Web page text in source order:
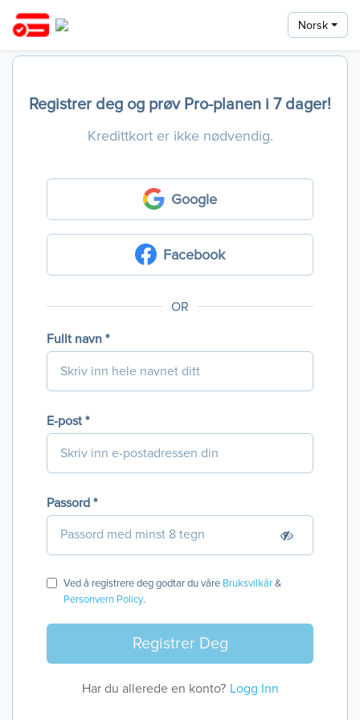
Norsk
Registrer deg og prøv Pro-planen i 7 dager!
Kredittkort er ikke nødvendig.
Google
Facebook
OR
Fullt navn *
E-post *
Passord *
Ved å registrere deg godtar du våre Bruksvilkår&
Personvern Policy.
Har du allerede en konto? Logg Inn